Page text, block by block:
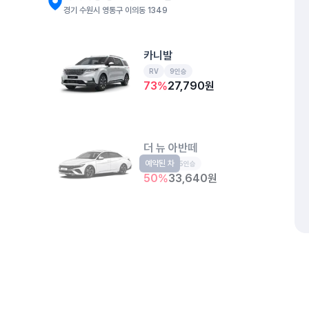
경기 수원시 영통구 이의동 1349
카니발
RV 9인승
73%27,790원
더 뉴 아반떼
준중형 5인승
50%33,640원
예약된 차